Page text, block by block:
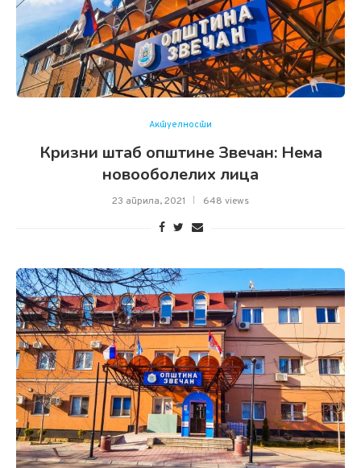
Актуелности
Кризни штаб општине Звечан: Нема
новооболелих лица
23 априла, 2021 648 views